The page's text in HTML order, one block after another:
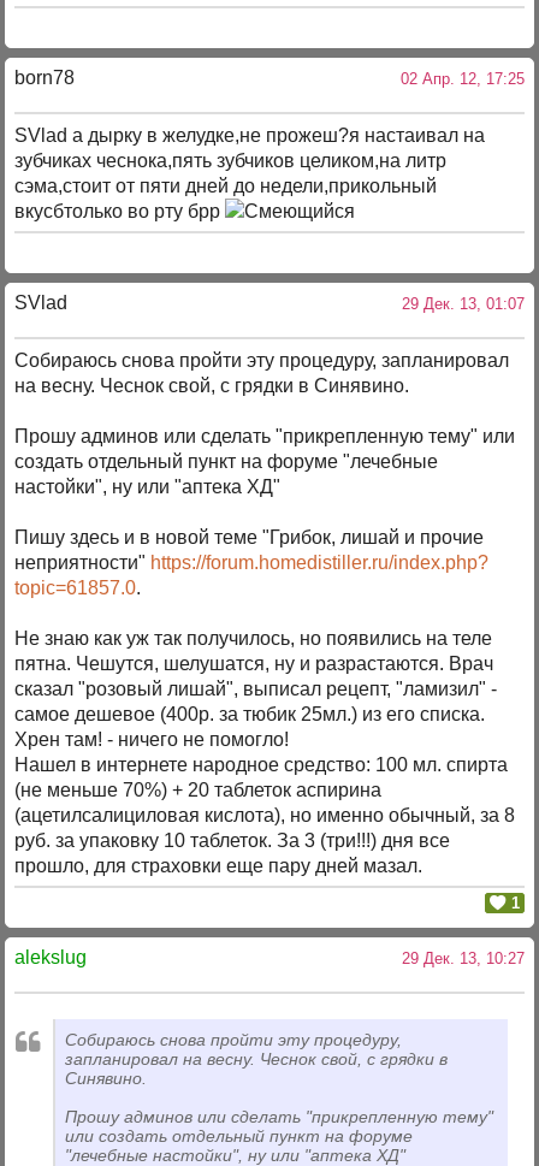
born78 02 Апр. 12, 17:25
SVlad а дырку в желудке,не прожеш?я настаивал на
зубчиках чеснока,пять зубчиков целиком,на литр
сэма,стоит от пяти дней до недели,прикольный
вкусбтолько во рту брр
SVlad 29 Дек. 13, 01:07
Собираюсь снова пройти эту процедуру, запланировал
на весну. Чеснок свой, с грядки в Синявино.
Прошу админов или сделать "прикрепленную тему" или
создать отдельный пункт на форуме "лечебные
настойки", ну или "аптека ХД"
Пишу здесь и в новой теме "Грибок, лишай и прочие
неприятности" https://forum.homedistiller.ru/index.php?
topic=61857.0.
Не знаю как уж так получилось, но появились на теле
пятна. Чешутся, шелушатся, ну и разрастаются. Врач
сказал "розовый лишай", выписал рецепт, "ламизил" -
самое дешевое (400р. за тюбик 25мл.) из его списка.
Хрен там! - ничего не помогло!
Нашел в интернете народное средство: 100 мл. спирта
(не меньше 70%) + 20 таблеток аспирина
(ацетилсалициловая кислота), но именно обычный, за 8
руб. за упаковку 10 таблеток. За 3 (три!!!) дня все
прошло, для страховки еще пару дней мазал.
1
alekslug 29 Дек. 13, 10:27
Собираюсь снова пройти эту процедуру,
запланировал на весну. Чеснок свой, с грядки в
Синявино.
Прошу админов или сделать "прикрепленную тему"
или создать отдельный пункт на форуме
"лечебные настойки", ну или "аптека ХД"